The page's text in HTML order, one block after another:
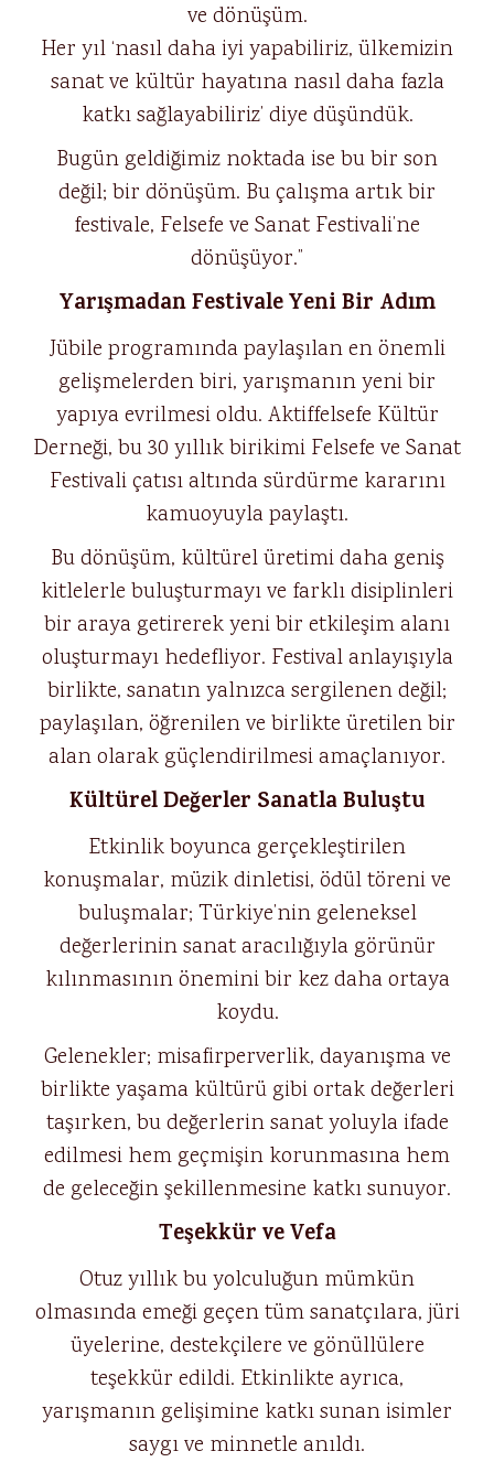
ve dönüşüm.
Her yıl ‘nasıl daha iyi yapabiliriz, ülkemizin
sanat ve kültür hayatına nasıl daha fazla
katkı sağlayabiliriz’ diye düşündük.
Bugün geldiğimiz noktada ise bu bir son
değil; bir dönüşüm. Bu çalışma artık bir
festivale, Felsefe ve Sanat Festivali’ne
dönüşüyor.”
Yarışmadan Festivale Yeni Bir Adım
Jübile programında paylaşılan en önemli
gelişmelerden biri, yarışmanın yeni bir
yapıya evrilmesi oldu. Aktiffelsefe Kültür
Derneği, bu 30 yıllık birikimi Felsefe ve Sanat
Festivali çatısı altında sürdürme kararını
kamuoyuyla paylaştı.
Bu dönüşüm, kültürel üretimi daha geniş
kitlelerle buluşturmayı ve farklı disiplinleri
bir araya getirerek yeni bir etkileşim alanı
oluşturmayı hedefliyor. Festival anlayışıyla
birlikte, sanatın yalnızca sergilenen değil;
paylaşılan, öğrenilen ve birlikte üretilen bir
alan olarak güçlendirilmesi amaçlanıyor.
Kültürel Değerler Sanatla Buluştu
Etkinlik boyunca gerçekleştirilen
konuşmalar, müzik dinletisi, ödül töreni ve
buluşmalar; Türkiye’nin geleneksel
değerlerinin sanat aracılığıyla görünür
kılınmasının önemini bir kez daha ortaya
koydu.
Gelenekler; misafirperverlik, dayanışma ve
birlikte yaşama kültürü gibi ortak değerleri
taşırken, bu değerlerin sanat yoluyla ifade
edilmesi hem geçmişin korunmasına hem
de geleceğin şekillenmesine katkı sunuyor.
Teşekkür ve Vefa
Otuz yıllık bu yolculuğun mümkün
olmasında emeği geçen tüm sanatçılara, jüri
üyelerine, destekçilere ve gönüllülere
teşekkür edildi. Etkinlikte ayrıca,
yarışmanın gelişimine katkı sunan isimler
saygı ve minnetle anıldı.